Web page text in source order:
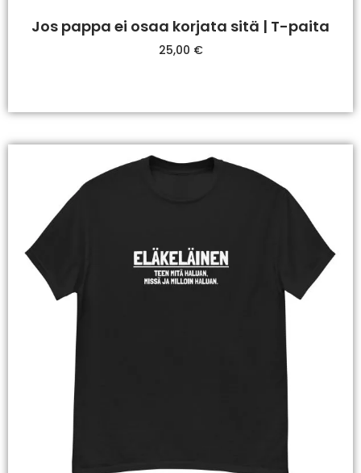
Jos pappa ei osaa korjata sitä | T-paita
25,00 €